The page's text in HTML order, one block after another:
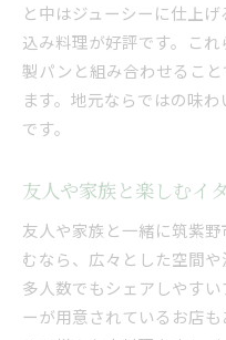
と中はジューシーに仕上
込み料理が好評です。こ
製パンと組み合わせるこ
ます。地元ならではの味
です。
友人や家族と楽しむイ
友人や家族と一緒に筑紫
むなら、広々とした空間や
多人数でもシェアしやす
ーが用意されているお店